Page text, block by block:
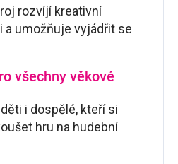
rozvíjí kreativní
a umožňuje vyjádřit se
všechny věkové
i dospělé, kteří si
hru na hudební